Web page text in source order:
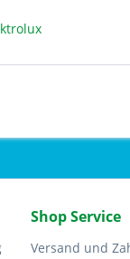
Shop Service
Versand und